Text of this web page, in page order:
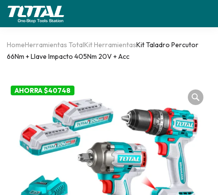
HomeHerramientas TotalKit HerramientasKit Taladro Percutor
66Nm + Llave Impacto 405Nm 20V + Acc
AHORRA $40748